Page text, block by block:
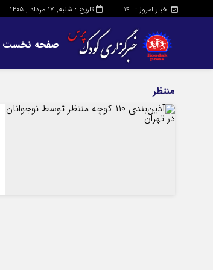
اخبار امروز : 14 تاریخ : شنبه, ۱۷ مرداد , ۱۴۰۵
صفحه نخست
منتظر